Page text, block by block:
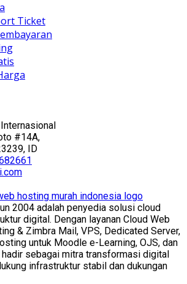
Ticket
#14A,
ID
2004 adalah penyedia solusi cloud
digital. Dengan layanan Cloud Web
& Zimbra Mail, VPS, Dedicated Server,
untuk Moodle e-Learning, OJS, dan
sebagai mitra transformasi digital
infrastruktur stabil dan dukungan